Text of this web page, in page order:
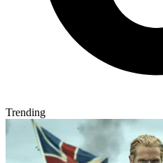
Trending